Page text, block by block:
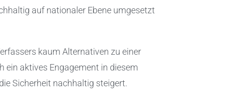
auf nationaler Ebene umgesetzt
kaum Alternativen zu einer
ein aktives Engagement in diesem
Sicherheit nachhaltig steigert.